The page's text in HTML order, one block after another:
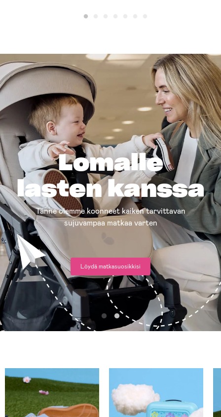
Lomalle
lasten kanssa
Tänne olemme koonneet kaiken tarvittavan
sujuvampaa matkaa varten
Löydä matkasuosikkisi